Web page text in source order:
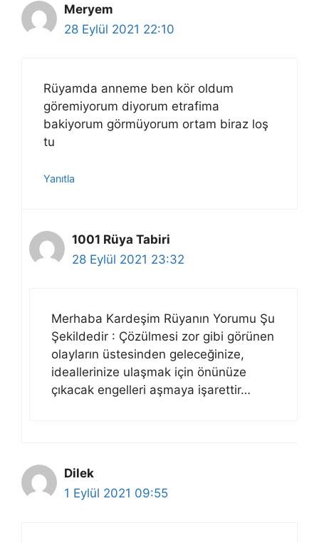
Meryem
28 Eylül 2021 22:10
Rüyamda anneme ben kör oldum
göremiyorum diyorum etrafima
bakiyorum görmüyorum ortam biraz loş
tu
Yanıtla
1001 Rüya Tabiri
28 Eylül 2021 23:32
Merhaba Kardeşim Rüyanın Yorumu Şu
Şekildedir : Çözülmesi zor gibi görünen
olayların üstesinden geleceğinize,
ideallerinize ulaşmak için önünüze
çıkacak engelleri aşmaya işarettir…
Dilek
1 Eylül 2021 09:55